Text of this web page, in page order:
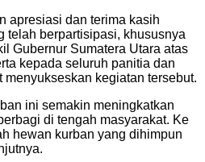
apresiasi dan terima kasih
telah berpartisipasi, khususnya
Gubernur Sumatera Utara atas
kepada seluruh panitia dan
menyukseskan kegiatan tersebut.
ini semakin meningkatkan
di tengah masyarakat. Ke
hewan kurban yang dihimpun